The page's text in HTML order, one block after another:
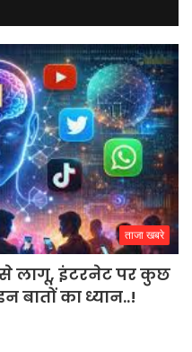
ताजा खबरे
लागू, इंटरनेट पर कुछ
बातों का ध्यान..!